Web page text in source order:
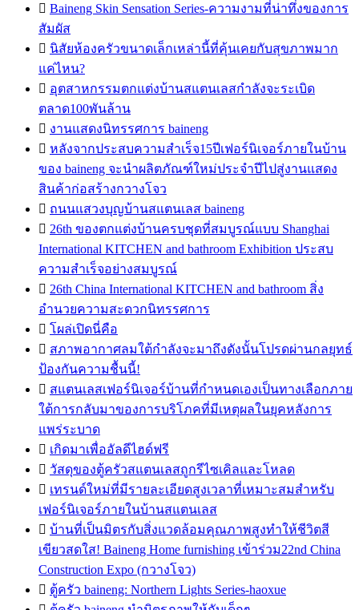
 Baineng Skin Sensation Series-ความงามที่น่าทึ่งของการ
สัมผัส
 นิสัยห้องครัวขนาดเล็กเหล่านี้ที่คุ้นเคยกับสุขภาพมาก
แค่ไหน?
 อุตสาหกรรมตกแต่งบ้านสแตนเลสกำลังจะระเบิด
ตลาด100พันล้าน
 งานแสดงนิทรรศการ baineng
 หลังจากประสบความสำเร็จ15ปีเฟอร์นิเจอร์ภายในบ้าน
ของ baineng จะนำผลิตภัณฑ์ใหม่ประจำปีไปสู่งานแสดง
สินค้าก่อสร้างกวางโจว
 ถนนแสวงบุญบ้านสแตนเลส baineng
 26th ของตกแต่งบ้านครบชุดที่สมบูรณ์แบบ Shanghai
International KITCHEN and bathroom Exhibition ประสบ
ความสำเร็จอย่างสมบูรณ์
 26th China International KITCHEN and bathroom สิ่ง
อำนวยความสะดวกนิทรรศการ
 โผล่เปิดนี่คือ
 สภาพอากาศลมใต้กำลังจะมาถึงดังนั้นโปรดผ่านกลยุทธ์
ป้องกันความชื้นนี้!
 สแตนเลสเฟอร์นิเจอร์บ้านที่กำหนดเองเป็นทางเลือกภาย
ใต้การกลับมาของการบริโภคที่มีเหตุผลในยุคหลังการ
แพร่ระบาด
 เกิดมาเพื่ออัลดีไฮด์ฟรี
 วัสดุของตู้ครัวสแตนเลสถูกรีไซเคิลและโหลด
 เทรนด์ใหม่ที่มีรายละเอียดสูงเวลาที่เหมาะสมสำหรับ
เฟอร์นิเจอร์ภายในบ้านสแตนเลส
 บ้านที่เป็นมิตรกับสิ่งแวดล้อมคุณภาพสูงทำให้ชีวิตสี
เขียวสดใส! Baineng Home furnishing เข้าร่วม22nd China
Construction Expo (กวางโจว)
 ตู้ครัว baineng: Northern Lights Series-haoxue